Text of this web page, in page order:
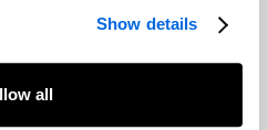
Show details
all
du monde des affaires MD
des affaires permet à des
de dialoguer avec des